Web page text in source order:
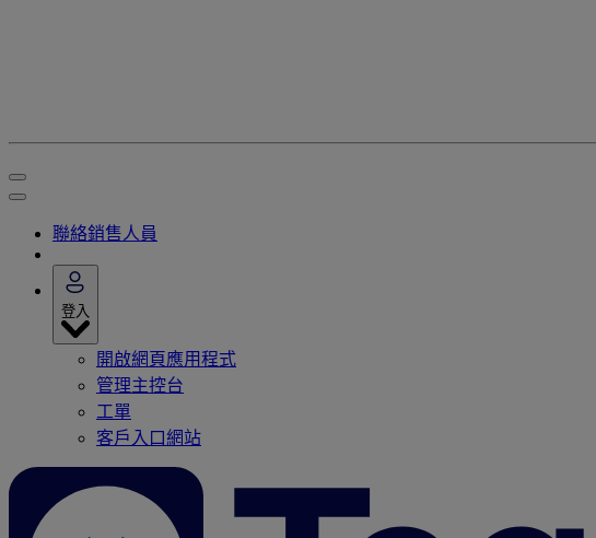
聯絡銷售人員
登入
開啟網頁應用程式
管理主控台
工單
客戶入口網站